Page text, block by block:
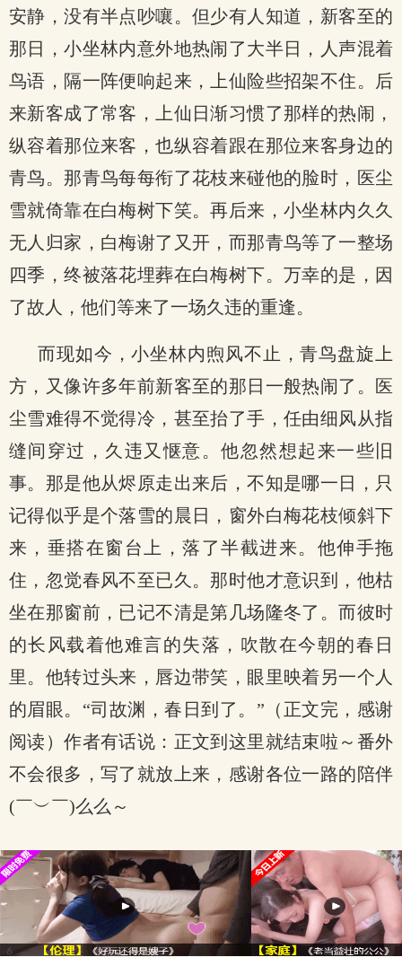
安静，没有半点吵嚷。但少有人知道，新客至的
那日，小坐林内意外地热闹了大半日，人声混着
鸟语，隔一阵便响起来，上仙险些招架不住。后
来新客成了常客，上仙日渐习惯了那样的热闹，
纵容着那位来客，也纵容着跟在那位来客身边的
青鸟。那青鸟每每衔了花枝来碰他的脸时，医尘
雪就倚靠在白梅树下笑。再后来，小坐林内久久
无人归家，白梅谢了又开，而那青鸟等了一整场
四季，终被落花埋葬在白梅树下。万幸的是，因
了故人，他们等来了一场久违的重逢。
而现如今，小坐林内煦风不止，青鸟盘旋上
方，又像许多年前新客至的那日一般热闹了。医
尘雪难得不觉得冷，甚至抬了手，任由细风从指
缝间穿过，久违又惬意。他忽然想起来一些旧
事。那是他从烬原走出来后，不知是哪一日，只
记得似乎是个落雪的晨日，窗外白梅花枝倾斜下
来，垂搭在窗台上，落了半截进来。他伸手拖
住，忽觉春风不至已久。那时他才意识到，他枯
坐在那窗前，已记不清是第几场隆冬了。而彼时
的长风载着他难言的失落，吹散在今朝的春日
里。他转过头来，唇边带笑，眼里映着另一个人
的眉眼。“司故渊，春日到了。”（正文完，感谢
阅读）作者有话说：正文到这里就结束啦～番外
不会很多，写了就放上来，感谢各位一路的陪伴
(￣︶￣)么么～